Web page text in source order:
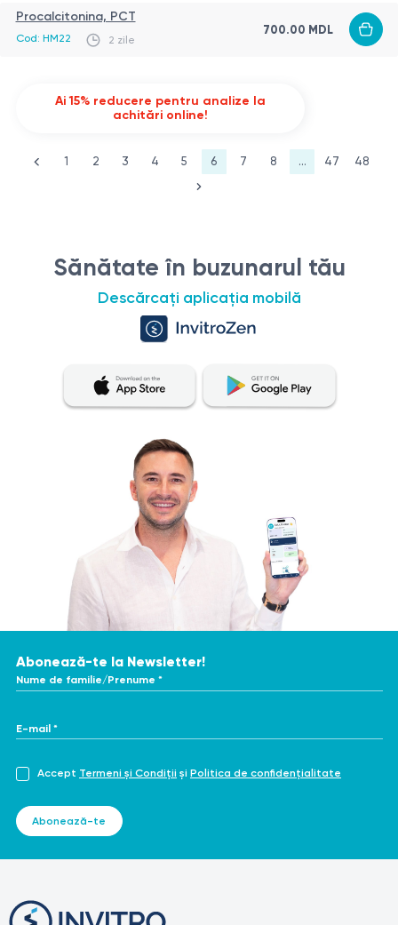
Procalcitonina, PCT
Cod: HM22 2 zile
700.00 MDL
Ai 15% reducere pentru analize la
achitări online!
1 2 3 4 5 6 7 8 ... 47 48
Sănătate în buzunarul tău
Descărcați aplicația mobilă
Abonează-te la Newsletter!
Nume de familie/Prenume *
E-mail *
Accept Termeni și Condiții și Politica de confidențialitate
Abonează-te